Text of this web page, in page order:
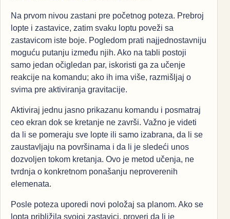
Na prvom nivou zastani pre početnog poteza. Prebroj
lopte i zastavice, zatim svaku loptu poveži sa
zastavicom iste boje. Pogledom prati najjednostavniju
moguću putanju između njih. Ako na tabli postoji
samo jedan očigledan par, iskoristi ga za učenje
reakcije na komandu; ako ih ima više, razmišljaj o
svima pre aktiviranja gravitacije.
Aktiviraj jednu jasno prikazanu komandu i posmatraj
ceo ekran dok se kretanje ne završi. Važno je videti
da li se pomeraju sve lopte ili samo izabrana, da li se
zaustavljaju na površinama i da li je sledeći unos
dozvoljen tokom kretanja. Ovo je metod učenja, ne
tvrdnja o konkretnom ponašanju neproverenih
elemenata.
Posle poteza uporedi novi položaj sa planom. Ako se
lopta približila svojoj zastavici, proveri da li je